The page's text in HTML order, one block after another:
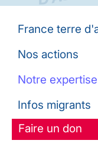
France terre
Nos actions
Notre expertise
Infos migrants
Faire un don